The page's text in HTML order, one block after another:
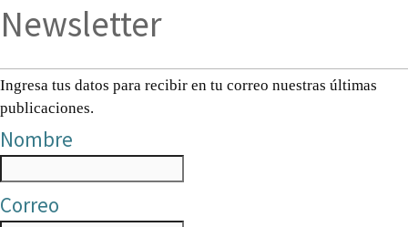
Newsletter
Ingresa tus datos para recibir en tu correo nuestras últimas
publicaciones.
Nombre
Correo